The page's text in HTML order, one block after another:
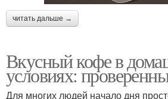
читать дальше →
Вкусный кофе в
условиях:
Для многих людей начало дня